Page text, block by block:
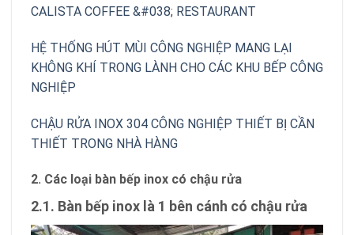
CALISTA COFFEE &#038; RESTAURANT
HỆ THỐNG HÚT MÙI CÔNG NGHIỆP MANG LẠI
KHÔNG KHÍ TRONG LÀNH CHO CÁC KHU BẾP CÔNG
NGHIỆP
CHẬU RỬA INOX 304 CÔNG NGHIỆP THIẾT BỊ CẦN
THIẾT TRONG NHÀ HÀNG
2. Các loại bàn bếp inox có chậu rửa
2.1. Bàn bếp inox là 1 bên cánh có chậu rửa